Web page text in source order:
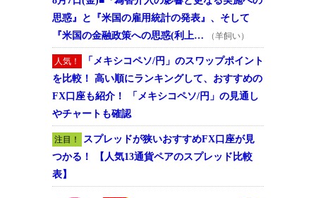
思惑』と『米国の雇用統計の発表』、そして
『米国の金融政策への思惑(利上…
（羊飼い）
人気！
「メキシコペソ/円」のスワップポイント
を比較！ 高い順にランキングして、おすすめの
FX口座も紹介！ 「メキシコペソ/円」の見通し
やチャートも確認
注目！
スプレッドが狭いおすすめFX口座が見
つかる！ 【人気13通貨ペアのスプレッド比較
表】